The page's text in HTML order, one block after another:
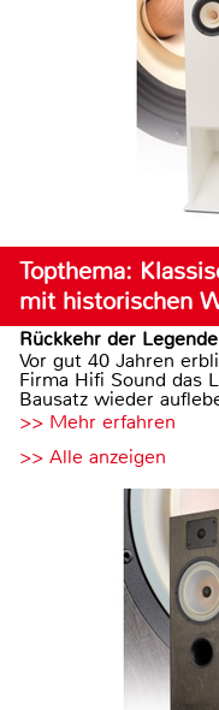
Topthema:
mit historischen
Rückkehr der Legende
Vor gut 40 Jahren
Firma Hifi Sound das
Bausatz wieder
>> Mehr erfahren
>> Alle anzeigen